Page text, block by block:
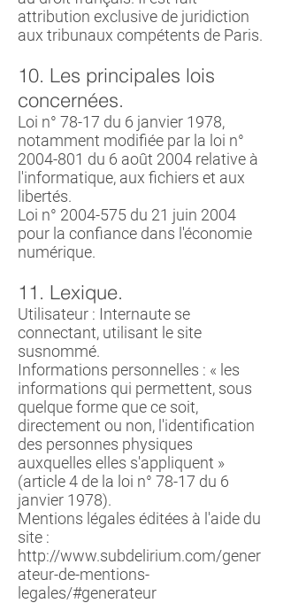
attribution exclusive de juridiction
aux tribunaux compétents de Paris.
10. Les principales lois
concernées.
Loi n° 78-17 du 6 janvier 1978,
notamment modifiée par la loi n°
2004-801 du 6 août 2004 relative à
l'informatique, aux fichiers et aux
libertés.
Loi n° 2004-575 du 21 juin 2004
pour la confiance dans l'économie
numérique.
11. Lexique.
Utilisateur : Internaute se
connectant, utilisant le site
susnommé.
Informations personnelles : « les
informations qui permettent, sous
quelque forme que ce soit,
directement ou non, l'identification
des personnes physiques
auxquelles elles s'appliquent »
(article 4 de la loi n° 78-17 du 6
janvier 1978).
Mentions légales éditées à l'aide du
site :
http://www.subdelirium.com/gener
ateur-de-mentions-
legales/#generateur